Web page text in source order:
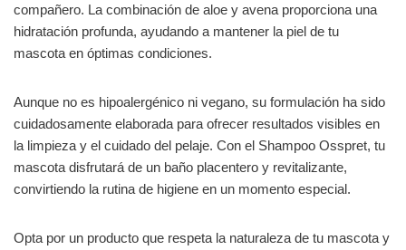
compañero. La combinación de aloe y avena proporciona una
hidratación profunda, ayudando a mantener la piel de tu
mascota en óptimas condiciones.
Aunque no es hipoalergénico ni vegano, su formulación ha sido
cuidadosamente elaborada para ofrecer resultados visibles en
la limpieza y el cuidado del pelaje. Con el Shampoo Osspret, tu
mascota disfrutará de un baño placentero y revitalizante,
convirtiendo la rutina de higiene en un momento especial.
Opta por un producto que respeta la naturaleza de tu mascota y